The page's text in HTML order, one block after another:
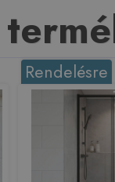
Rendelésre